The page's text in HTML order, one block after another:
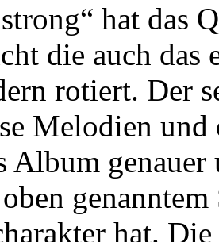
hat das
die auch das
rotiert. Der
Melodien
Album
hat.